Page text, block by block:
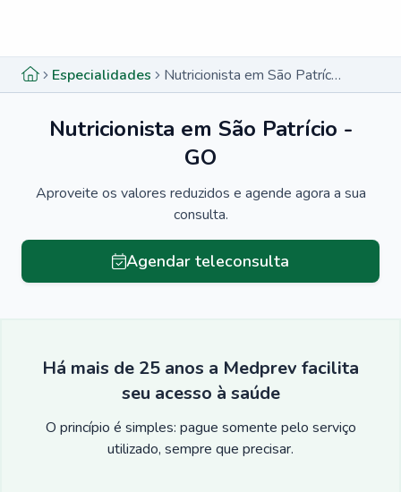
Especialidades Nutricionista em São Patrício - GO
Nutricionista em São Patrício -
GO
Aproveite os valores reduzidos e agende agora a sua
consulta.
Agendar teleconsulta
Há mais de 25 anos a Medprev facilita
seu acesso à saúde
O princípio é simples: pague somente pelo serviço
utilizado, sempre que precisar.